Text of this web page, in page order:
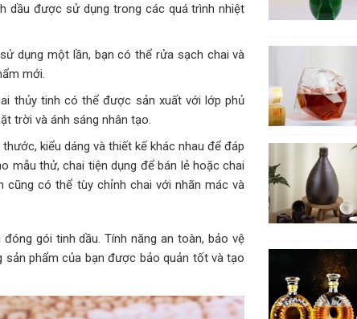
dầu được sử dụng trong các quá trình nhiệt
dụng một lần, bạn có thể rửa sạch chai và
mới.
thủy tinh có thể được sản xuất với lớp phủ
trời và ánh sáng nhân tạo.
kiểu dáng và thiết kế khác nhau để đáp
mẫu thử, chai tiện dụng để bán lẻ hoặc chai
cũng có thể tùy chỉnh chai với nhãn mác và
gói tinh dầu. Tính năng an toàn, bảo vệ
phẩm của bạn được bảo quản tốt và tạo